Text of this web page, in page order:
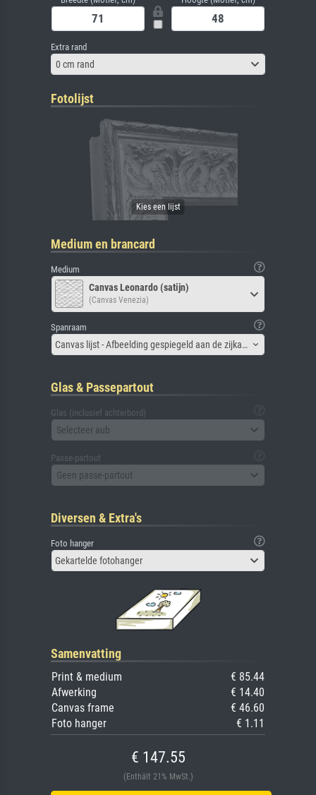
Extra rand
0 cm rand
Fotolijst
Medium en brancard
Medium
Canvas Leonardo (satijn)
(Canvas Venezia)
Spanraam
Canvas lijst - Afbeelding gespiegeld aan de zijkant
Glas & Passepartout
Glas (inclusief achterbord)
Selecteer aub
Passe-partout
Geen passe-partout
Diversen & Extra's
Foto hanger
Gekartelde fotohanger
Samenvatting
Print & medium
€ 85.44
Afwerking
€ 14.40
Canvas frame
€ 46.60
Foto hanger
€ 1.11
€ 147.55
(Enthält 21% MwSt.)